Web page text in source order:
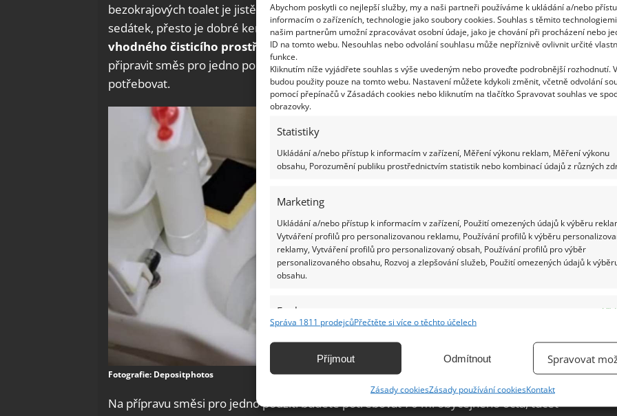
Abychom poskytli co nejlepší služby, my a naši partneři používáme k ukládání a/nebo
informacím o zařízeních, technologie jako soubory cookies. Souhlas s těmito
našim partnerům umožní zpracovávat osobní údaje, jako je chování při procházení nebo
ID na tomto webu. Nesouhlas nebo odvolání souhlasu může nepříznivě ovlivnit určité
funkce.
Kliknutím níže vyjádřete souhlas s výše uvedeným nebo proveďte podrobnější rozhodnutí.
budou použity pouze na tomto webu. Nastavení můžete kdykoli změnit, včetně odvolání
pomocí přepínačů v Zásadách cookies nebo kliknutím na tlačítko Spravovat souhlas ve
obrazovky.
Statistiky
Ukládání a/nebo přístup k informacím v zařízení, Měření výkonu reklam, Měření výkonu
obsahu, Porozumění publiku prostřednictvím statistik nebo kombinací údajů z různých
Marketing
Ukládání a/nebo přístup k informacím v zařízení, Použití omezených údajů k výběru
Vytváření profilů pro personalizovanou reklamu, Používání profilů k výběru
reklamy, Vytváření profilů pro personalizovaný obsah, Používání profilů pro výběr
personalizovaného obsahu, Rozvoj a zlepšování služeb, Použití omezených údajů k
obsahu.
Funkce
Identifikace zařízení na základě automaticky přenášených informací.
základě aktivně vyžádaných informací.
Správa 1811 prodejcůPřečtěte si více o těchto účelech
Příjmout Odmítnout Spravovat
Zásady cookiesZásady používání cookiesKontakt
bezokrajových toalet je jistě mnohem jednodušší než v případě tradičních záchodových
sedátek, přesto je dobré keramiku neustále čistit a toaletu umývat.Příprava
vhodného čisticího prostředku nenívůbec časově náročná. Můžete si snadno
připravit směs pro jedno použití, nebo si jí udělat více a používat ji, kdykoliv budete
potřebovat.
Fotografie: Depositphotos
Na přípravu směsi pro jedno použití budete potřebovat 70 ml obyčejného octa, tucet